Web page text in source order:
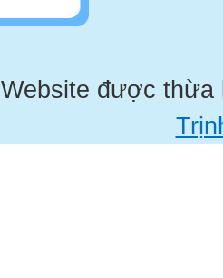
Website được